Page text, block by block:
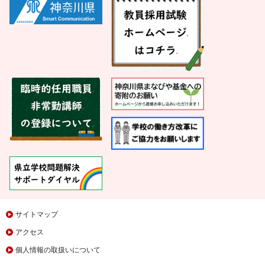
サイトマップ
アクセス
個人情報の取扱いについて